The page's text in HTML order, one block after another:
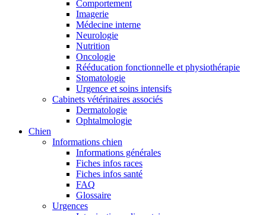
Comportement
Imagerie
Médecine interne
Neurologie
Nutrition
Oncologie
Rééducation fonctionnelle et physiothérapie
Stomatologie
Urgence et soins intensifs
Cabinets vétérinaires associés
Dermatologie
Ophtalmologie
Chien
Informations chien
Informations générales
Fiches infos races
Fiches infos santé
FAQ
Glossaire
Urgences